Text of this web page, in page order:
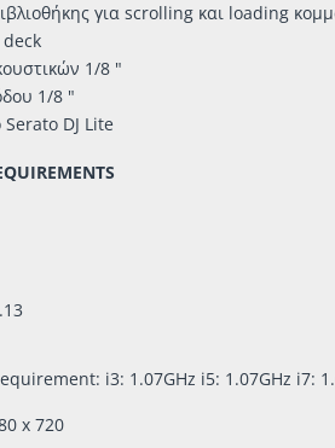
για scrolling και loading
1/8 "
1/8 "
Serato DJ Lite
i3: 1.07GHz i5: 1.07GHz i7:
x 720